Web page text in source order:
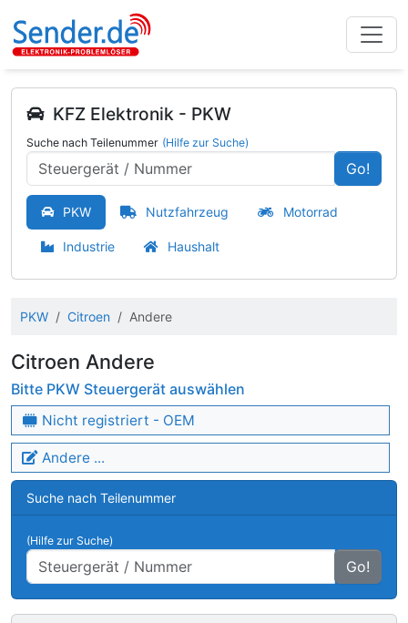
KFZ Elektronik - PKW
Suche nach Teilenummer (Hilfe zur Suche)
Go!
PKW Nutzfahrzeug Motorrad
Industrie Haushalt
PKW Citroen Andere
Citroen Andere
Bitte PKW Steuergerät auswählen
Nicht registriert - OEM
Andere ...
Suche nach Teilenummer
(Hilfe zur Suche)
Go!